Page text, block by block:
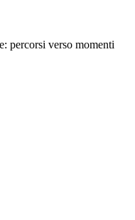
percorsi verso momenti